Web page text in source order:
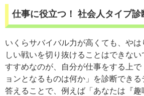
仕事に役立つ！ 社会人タイプ診
いくらサバイバル力が高くても、や
しい戦いを切り抜けることはできな
すすめなのが、自分が仕事をする上
ョンとなるものは何か」を診断でき
答えることで、例えば「あなたは『